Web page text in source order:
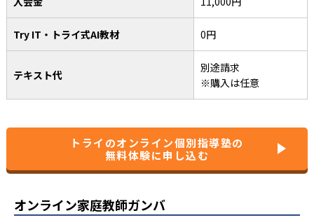
Try IT・トライ式AI教材 0円
テキスト代
別途請求
※購入は任意
トライのオンライン個別指導塾の
無料体験に申し込む
オンライン家庭教師ガンバ